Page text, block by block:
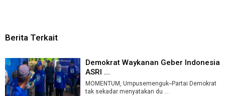
Berita Terkait
Demokrat Waykanan Geber Indonesia
ASRI ...
MOMENTUM, Umpusemenguk--Partai Demokrat
tak sekadar menyatakan du ...